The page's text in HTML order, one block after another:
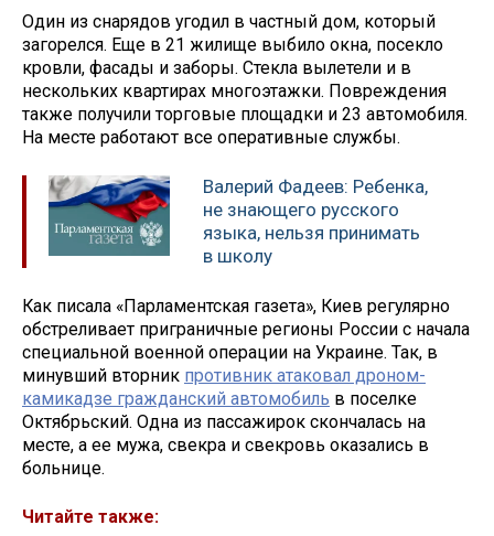
Один из снарядов угодил в частный дом, который
загорелся. Еще в 21 жилище выбило окна, посекло
кровли, фасады и заборы. Стекла вылетели и в
нескольких квартирах многоэтажки. Повреждения
также получили торговые площадки и 23 автомобиля.
На месте работают все оперативные службы.
Валерий Фадеев: Ребенка,
не знающего русского
языка, нельзя принимать
в школу
Как писала «Парламентская газета», Киев регулярно
обстреливает приграничные регионы России с начала
специальной военной операции на Украине. Так, в
минувший вторник противник атаковал дроном-
камикадзе гражданский автомобиль в поселке
Октябрьский. Одна из пассажирок скончалась на
месте, а ее мужа, свекра и свекровь оказались в
больнице.
Читайте также: